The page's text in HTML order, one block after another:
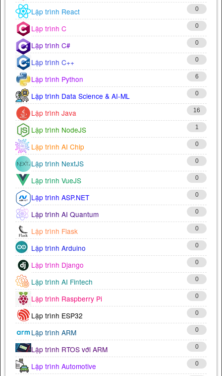
Lập trình React 0
Lập trình C 0
Lập trình C# 0
Lập trình C++ 0
Lập trình Python 6
Lập trình Data Science & AI-ML 0
Lập trình Java 16
Lập trình NodeJS 1
Lập trình AI Chip 0
Lập trình NextJS 0
Lập trình VueJS 0
Lập trình ASP.NET 0
Lập trình AI Quantum 0
Lập trình Flask 0
Lập trình Arduino 0
Lập trình Django 0
Lập trình AI Fintech 0
Lập trình Raspberry Pi 0
Lập trình ESP32 0
Lập trình ARM 0
Lập trình RTOS với ARM 0
Lập trình Automotive 0